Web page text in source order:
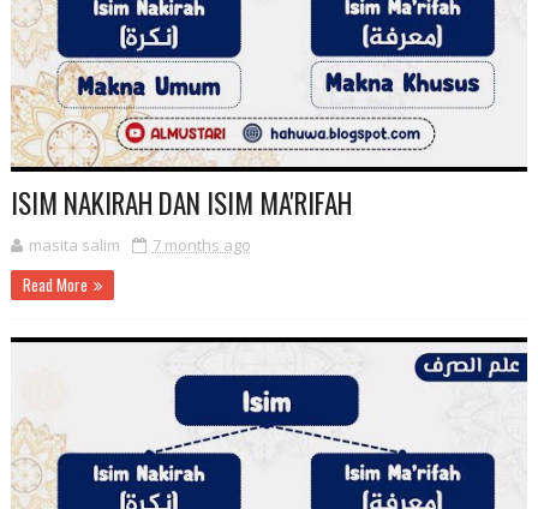
ISIM NAKIRAH DAN ISIM MA'RIFAH
masita salim 7 months ago
Read More